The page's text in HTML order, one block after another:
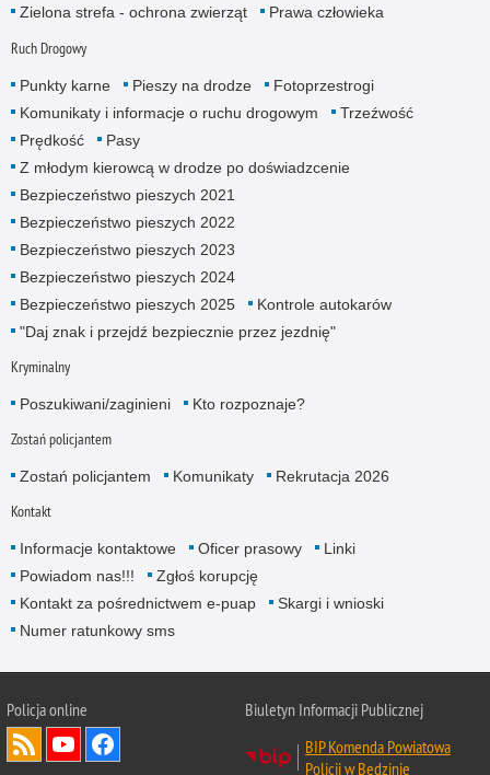
Zielona strefa - ochrona zwierząt
Prawa człowieka
Ruch Drogowy
Punkty karne Pieszy na drodze
Fotoprzestrogi
Komunikaty i informacje o ruchu drogowym
Trzeźwość
Prędkość
Pasy
Z młodym kierowcą w drodze po doświadzcenie
Bezpieczeństwo pieszych 2021
Bezpieczeństwo pieszych 2022
Bezpieczeństwo pieszych 2023
Bezpieczeństwo pieszych 2024
Bezpieczeństwo pieszych 2025
Kontrole autokarów
"Daj znak i przejdź bezpiecznie przez jezdnię"
Kryminalny
Poszukiwani/zaginieni Kto rozpoznaje?
Zostań policjantem
Zostań policjantem Komunikaty Rekrutacja 2026
Kontakt
Informacje kontaktowe Oficer prasowy
Linki
Powiadom nas!!!
Zgłoś korupcję
Kontakt za pośrednictwem e-puap
Skargi i wnioski
Numer ratunkowy sms
Policja online
Biuletyn Informacji Publicznej
BIP Komenda Powiatowa
Policji w Będzinie